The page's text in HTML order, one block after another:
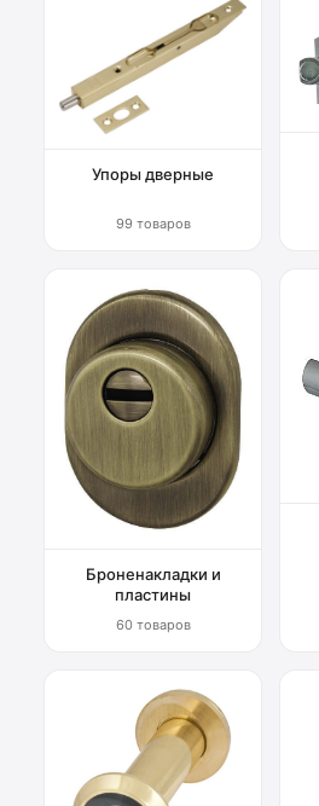
Упоры дверные
99 товаров
Броненакладки и
пластины
60 товаров